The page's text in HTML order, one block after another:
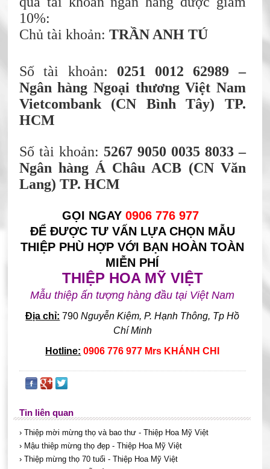
10%:
Chủ tài khoản: TRẦN ANH TÚ
Số tài khoản: 0251 0012 62989 –
Ngân hàng Ngoại thương Việt Nam
Vietcombank (CN Bình Tây) TP.
HCM
Số tài khoản: 5267 9050 0035 8033 –
Ngân hàng Á Châu ACB (CN Văn
Lang) TP. HCM
GỌI NGAY0906 776 977
ĐỂ ĐƯỢC TƯ VẤN LỰA CHỌN MẪU
THIỆP PHÙ HỢP VỚI BẠN HOÀN TOÀN
MIỄN PHÍ
THIỆP HOA MỸ VIỆT
Mẫu thiệp ấn tượng hàng đầu tại Việt Nam
Địa chỉ: 790 Nguyễn Kiệm, P. Hạnh Thông, Tp Hồ
Chí Minh
Hotline: 0906 776 977 Mrs KHÁNH CHI
Tin liên quan
› Thiệp mời mừng thọ và bao thư - Thiệp Hoa Mỹ Việt
› Mậu thiệp mừng thọ đẹp - Thiệp Hoa Mỹ Việt
› Thiệp mừng thọ 70 tuổi - Thiệp Hoa Mỹ Việt